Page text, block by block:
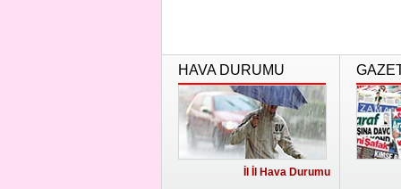
HAVA DURUMU
İl İl Hava Durumu